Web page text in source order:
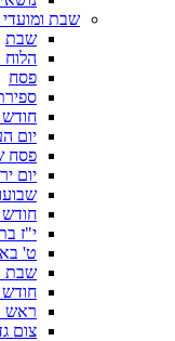
שבת
שבת
פסח
חודש
יום
פסח
יום
חודש
י"ז
ט'
שבת
חודש
ראש
צום